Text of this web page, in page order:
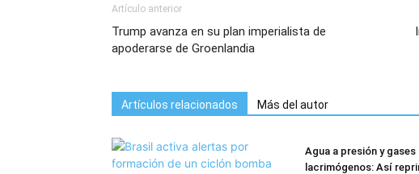
Artículo anterior
Trump avanza en su plan imperialista de
apoderarse de Groenlandia
Artículos relacionados Más del autor
Agua a presión y gases
lacrimógenos: Así